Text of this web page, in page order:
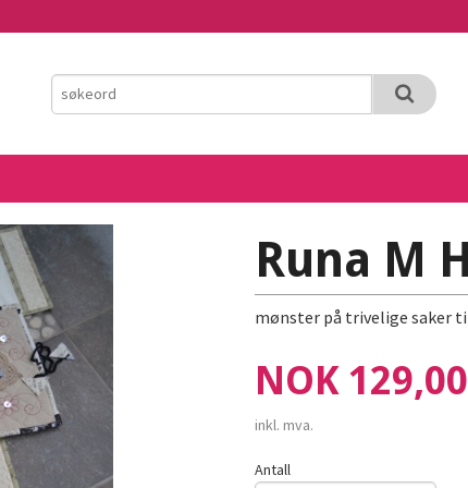
Runa M
mønster på trivelige saker
Pris
NOK 129,00
inkl. mva.
Antall